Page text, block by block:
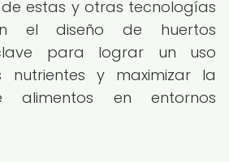
estas y otras tecnologías
el diseño de huertos
para lograr un uso
nutrientes y maximizar la
alimentos en entornos